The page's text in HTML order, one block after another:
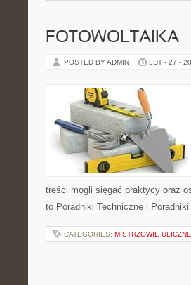
FOTOWOLTAIKA
POSTED BY ADMIN LUT - 27 -
treści mogli sięgać praktycy oraz
to Poradniki Techniczne i
CATEGORIES: MISTRZOWIE